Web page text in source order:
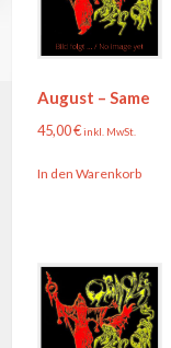
August – Same
45,00€inkl. MwSt.
In den Warenkorb